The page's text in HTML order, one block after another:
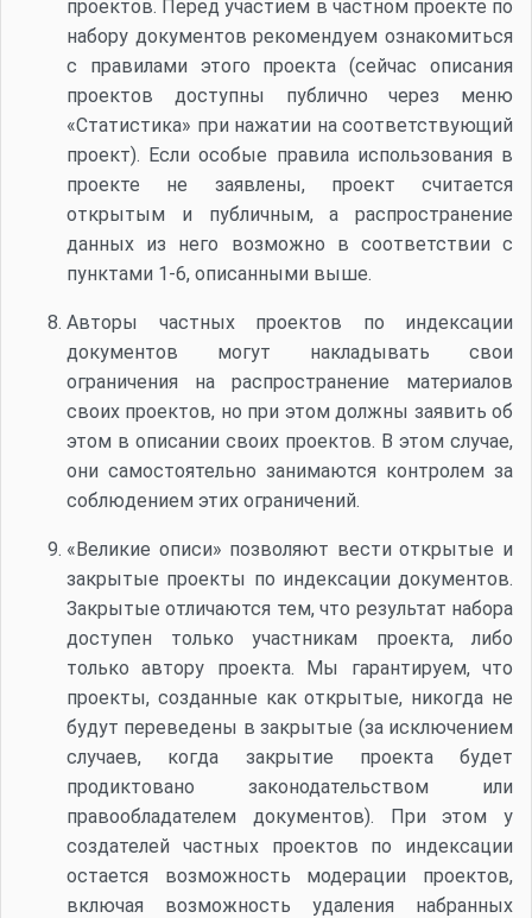
проектов. Перед участием в частном проекте по
набору документов рекомендуем ознакомиться
с правилами этого проекта (сейчас описания
проектов доступны публично через меню
«Статистика» при нажатии на соответствующий
проект). Если особые правила использования в
проекте не заявлены, проект считается
открытым и публичным, а распространение
данных из него возможно в соответствии с
пунктами 1-6, описанными выше.
Авторы частных проектов по индексации
документов могут накладывать свои
ограничения на распространение материалов
своих проектов, но при этом должны заявить об
этом в описании своих проектов. В этом случае,
они самостоятельно занимаются контролем за
соблюдением этих ограничений.
«Великие описи» позволяют вести открытые и
закрытые проекты по индексации документов.
Закрытые отличаются тем, что результат набора
доступен только участникам проекта, либо
только автору проекта. Мы гарантируем, что
проекты, созданные как открытые, никогда не
будут переведены в закрытые (за исключением
случаев, когда закрытие проекта будет
продиктовано законодательством или
правообладателем документов). При этом у
создателей частных проектов по индексации
остается возможность модерации проектов,
включая возможность удаления набранных